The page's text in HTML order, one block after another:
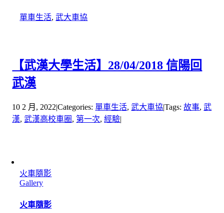
單車生活,武大車協
【武漢大學生活】28/04/2018 信陽回
武漢
10 2 月, 2022|Categories: 單車生活,武大車協|Tags:故事,武
漢,武漢高校車圈 ,第一次,經驗|
火車隨影
Gallery
火車隨影